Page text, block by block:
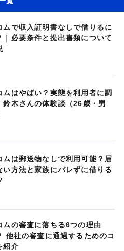
ムで収入証明書なしで借りるに
｜必要条件と提出書類について
ムはやばい？実態を利用者に調
鈴木さんの体験談（26歳・男
ムは郵送物なしで利用可能？届
い方法と家族にバレずに借りる
ムの審査に落ちる6つの理由
他社の審査に通過するためのコ
紹介